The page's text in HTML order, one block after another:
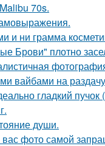
70s.
и ни грамма
Брови" плотно
вайбами на
гладкий
души.
фото самой